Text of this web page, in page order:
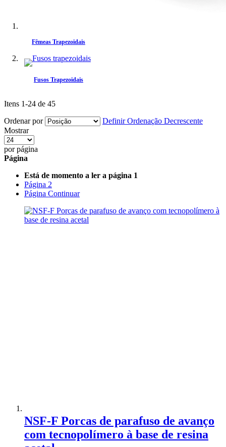
Fêmeas Trapezoidais
Fusos Trapezoidais
Itens 1-24 de 45
Ordenar por
Definir Ordenação Decrescente
Mostrar
por página
Página
Está de momento a ler a página 1
Página 2
Página Continuar
NSF-F Porcas de parafuso de avanço
com tecnopolímero à base de resina